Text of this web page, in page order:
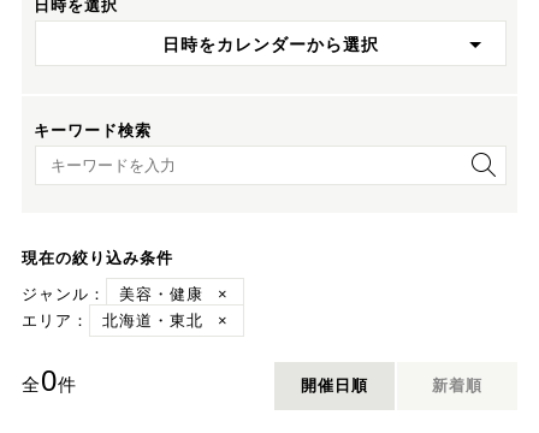
日時を選択
日時をカレンダーから選択
キーワード検索
キーワード検索
現在の絞り込み条件
ジャンル：
美容・健康
×
エリア：
北海道・東北 ×
全0件 開催日順 新着順